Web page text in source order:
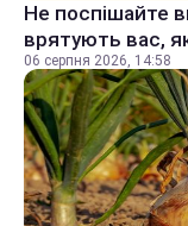
Не поспішайте
врятують вас,
06 серпня 2026, 14:58